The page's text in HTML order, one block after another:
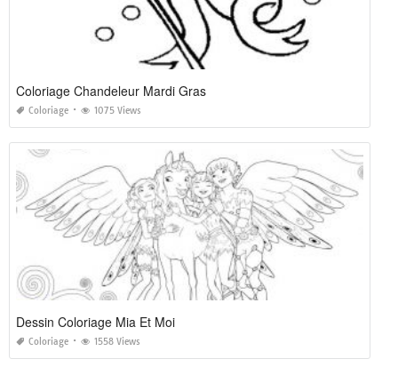
Coloriage Chandeleur Mardi Gras
Coloriage 1075 Views
Dessin Coloriage Mia Et Moi
Coloriage 1558 Views